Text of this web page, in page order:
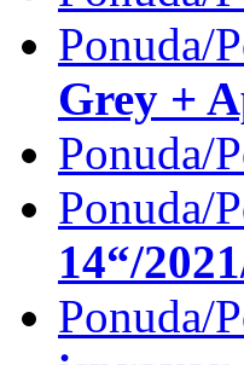
Ponuda/
Grey +
Ponuda/
Ponuda/
14“/
Ponuda/